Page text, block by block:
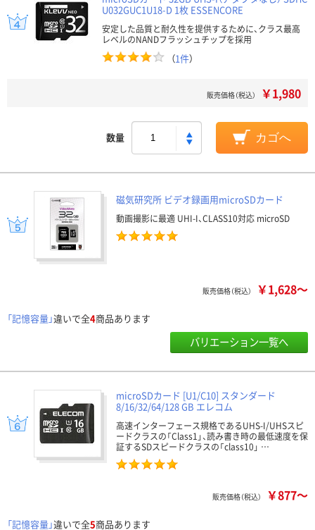
U032GUC1U18-D 1枚 ESSENCORE
安定した品質と耐久性を提供するために、クラス最高
レベルのNANDフラッシュチップを採用
（1件）
販売価格（税込） ￥1,980
数量 カゴへ
磁気研究所 ビデオ録画用microSDカード
動画撮影に最適 UHI-I、CLASS10対応 microSD
販売価格（税込） ￥1,628～
「記憶容量」違いで全4商品あります
バリエーション一覧へ
microSDカード [U1/C10] スタンダード
8/16/32/64/128 GB エレコム
高速インターフェース規格であるUHS-I/UHSスピ
ードクラスの「Class1」、読み書き時の最低速度を保
証するSDスピードクラスの「class10」 …
販売価格（税込） ￥877～
「記憶容量」違いで全5商品あります